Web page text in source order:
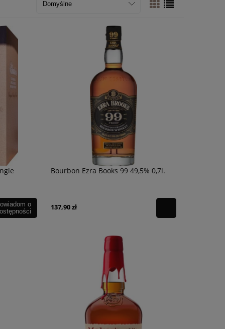
o
Bourbon Ezra Books 99 49,5% 0,7l.
137,90 zł